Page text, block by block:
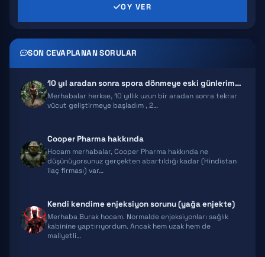
TRENBOLONE
CLENBUTEROL
YOHIMBINE
DIANABOL
OY VER
SON CEVAPLANAN SORULAR
10 yıl aradan sonra spora dönmeye eski günlerime kavuşmaya karar verdi…
Merhabalar herkse, 10 yıllık uzun bir aradan sonra tekrar
vücut geliştirmeye başladım , 2…
Cooper Pharma hakkında
Hocam merhabalar, Cooper Pharma hakkında ne
düşünüyorsunuz gerçekten abartıldığı kadar (Hindistan
ilaç firması) var…
Kendi kendime enjeksiyon sorunu (yağa enjekte)
Merhaba Burak hocam. Normalde enjeksiyonları sağlık
kabinine yaptırıyordum. Ancak hem uzak hem de
maliyetli…